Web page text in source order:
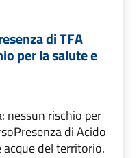
di TFA
per la salute e
nessun rischio per
di Acido
acque del territorio.